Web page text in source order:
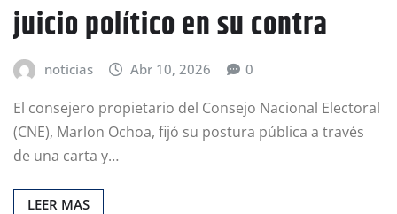
juicio político en su contra
noticias Abr 10, 2026 0
El consejero propietario del Consejo Nacional Electoral
(CNE), Marlon Ochoa, fijó su postura pública a través
de una carta y…
LEER MAS